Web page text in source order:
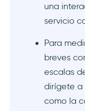
¿Qué es la
encuestas
¿Cuáles
encuestas
una
servicio
Para
breves
escalas
dirígete a
como la